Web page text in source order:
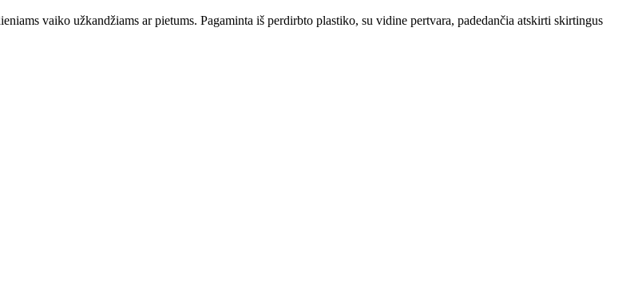
vaiko užkandžiams ar pietums. Pagaminta iš perdirbto plastiko, su vidine pertvara, padedančia atskirti skirtingus